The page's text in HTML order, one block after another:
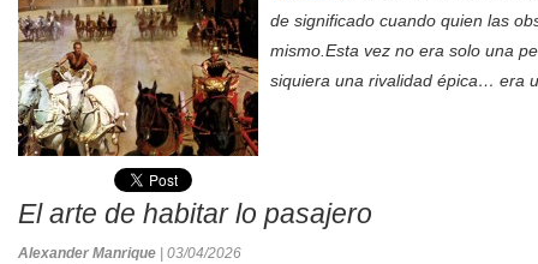
de significado cuando quien las
mismo.Esta vez no era solo una
siquiera una rivalidad épica… era
El arte de habitar lo pasajero
Alexander Manrique
| 03/04/2026